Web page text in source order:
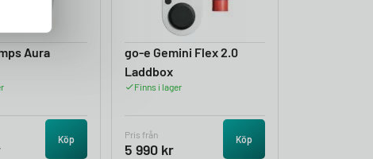
Aura
Köp
go-e Gemini Flex 2.0
Laddbox
Finns i lager
Pris från
5 990 kr
Köp